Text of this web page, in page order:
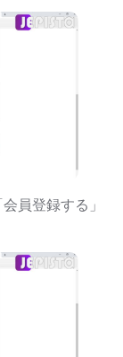
員登録する」